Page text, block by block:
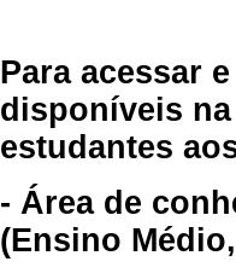
Para acessar
disponíveis
estudantes
- Área de
(Ensino